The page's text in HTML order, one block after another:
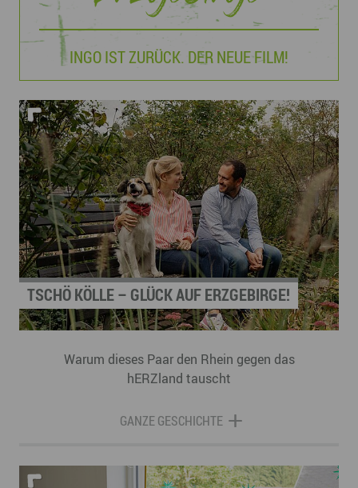
INGO IST ZURÜCK. DER NEUE FILM!
TSCHÖ KÖLLE – GLÜCK AUF ERZGEBIRGE!
Warum dieses Paar den Rhein gegen das
hERZland tauscht
GANZE GESCHICHTE